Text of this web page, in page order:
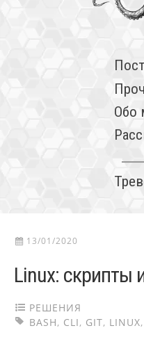
Обо
13/01/2020
Linux: скрипты
РЕШЕНИЯ
BASH, CLI, GIT, LINUX